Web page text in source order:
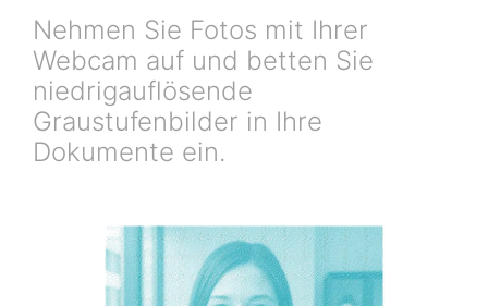
Nehmen Sie Fotos mit Ihrer
Webcam auf und betten Sie
niedrigauflösende
Graustufenbilder in Ihre
Dokumente ein.